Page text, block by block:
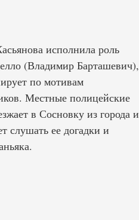
исполнила роль
(Владимир Барташевич),
по мотивам
Местные полицейские
в Сосновку из города и
слушать ее догадки и